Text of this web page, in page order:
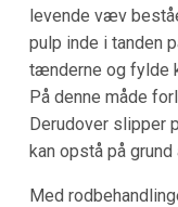
levende væv
pulp inde i tanden
tænderne og fylde
På denne måde
Derudover slipper
kan opstå på grund
Med